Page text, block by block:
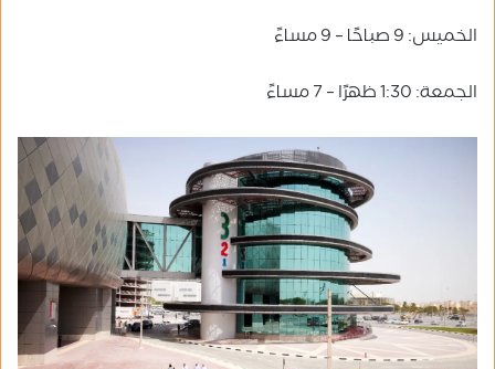
الخميس: 9 صباحًا – 9 مساءً
الجمعة: 1:30 ظهرًا – 7 مساءً